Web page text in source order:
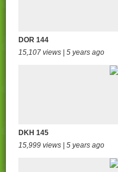
DOR 144
15,107 views | 5 years ago
DKH 145
15,999 views | 5 years ago